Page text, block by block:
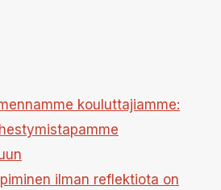
kouluttajiamme:
ilman reflektiota on